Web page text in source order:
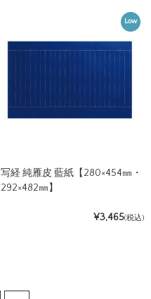
Low
写経 純雁皮 藍紙【280×454㎜・
292×482㎜】
¥3,465(税込)